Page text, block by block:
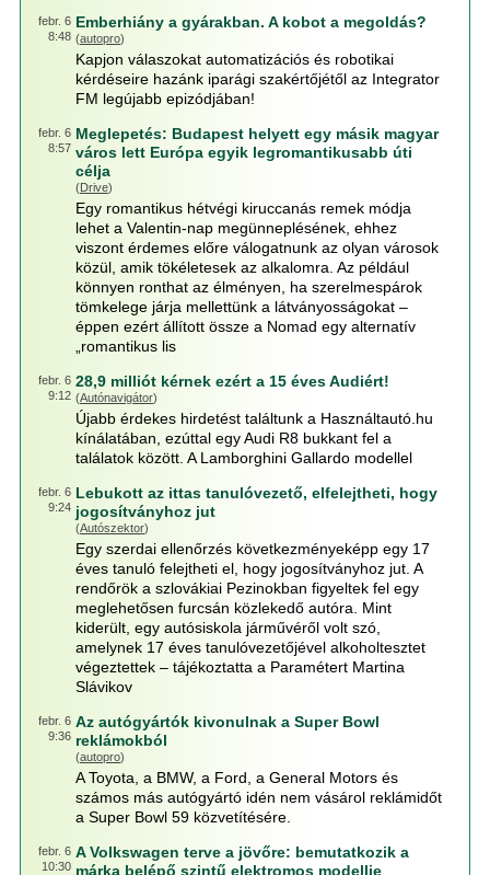
febr. 6
8:48
Emberhiány a gyárakban. A kobot a megoldás?
(autopro)
Kapjon válaszokat automatizációs és robotikai
kérdéseire hazánk iparági szakértőjétől az Integrator
FM legújabb epizódjában!
febr. 6
8:57
Meglepetés: Budapest helyett egy másik magyar
város lett Európa egyik legromantikusabb úti
célja
(Drive)
Egy romantikus hétvégi kiruccanás remek módja
lehet a Valentin-nap megünneplésének, ehhez
viszont érdemes előre válogatnunk az olyan városok
közül, amik tökéletesek az alkalomra. Az például
könnyen ronthat az élményen, ha szerelmespárok
tömkelege járja mellettünk a látványosságokat –
éppen ezért állított össze a Nomad egy alternatív
„romantikus lis
febr. 6
9:12
28,9 milliót kérnek ezért a 15 éves Audiért!
(Autónavigátor)
Újabb érdekes hirdetést találtunk a Használtautó.hu
kínálatában, ezúttal egy Audi R8 bukkant fel a
találatok között. A Lamborghini Gallardo modellel
febr. 6
9:24
Lebukott az ittas tanulóvezető, elfelejtheti, hogy
jogosítványhoz jut
(Autószektor)
Egy szerdai ellenőrzés következményeképp egy 17
éves tanuló felejtheti el, hogy jogosítványhoz jut. A
rendőrök a szlovákiai Pezinokban figyeltek fel egy
meglehetősen furcsán közlekedő autóra. Mint
kiderült, egy autósiskola járművéről volt szó,
amelynek 17 éves tanulóvezetőjével alkoholtesztet
végeztettek – tájékoztatta a Paramétert Martina
Slávikov
febr. 6
9:36
Az autógyártók kivonulnak a Super Bowl
reklámokból
(autopro)
A Toyota, a BMW, a Ford, a General Motors és
számos más autógyártó idén nem vásárol reklámidőt
a Super Bowl 59 közvetítésére.
febr. 6
10:30
A Volkswagen terve a jövőre: bemutatkozik a
márka belépő szintű elektromos modellje